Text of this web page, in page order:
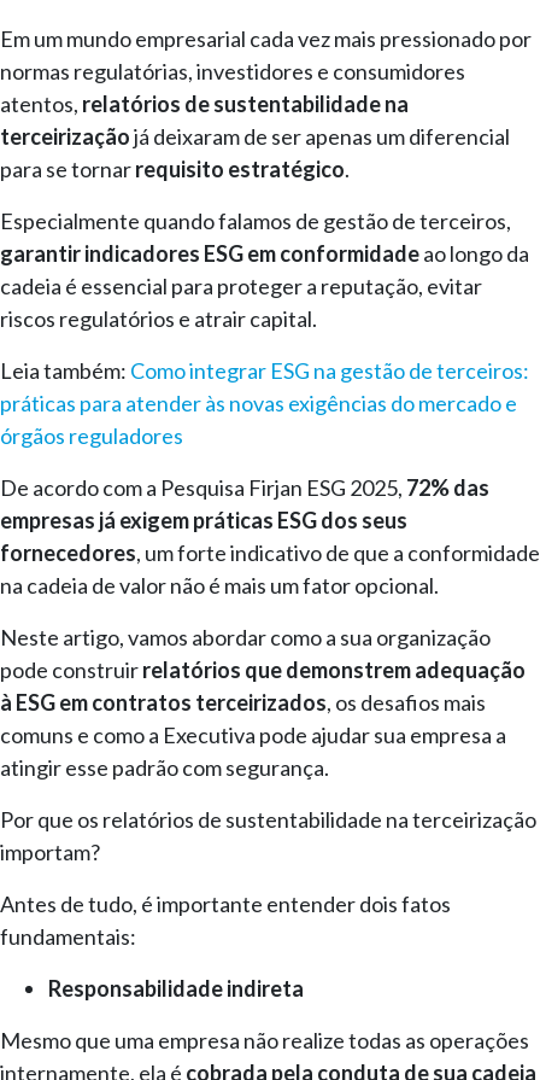
Em um mundo empresarial cada vez mais pressionado por
normas regulatórias, investidores e consumidores
atentos, relatórios de sustentabilidade na
terceirizaçãojá deixaram de ser apenas um diferencial
para se tornarrequisito estratégico.
Especialmente quando falamos de gestão de terceiros,
garantir indicadores ESG em conformidadeao longo da
cadeia é essencial para proteger a reputação, evitar
riscos regulatórios e atrair capital.
Leia também: Como integrar ESG na gestão de terceiros:
práticas para atender às novas exigências do mercado e
órgãos reguladores
De acordo com a Pesquisa Firjan ESG 2025, 72% das
empresas já exigem práticas ESG dos seus
fornecedores, um forte indicativo de que a conformidade
na cadeia de valor não é mais um fator opcional.
Neste artigo, vamos abordar como a sua organização
pode construirrelatórios que demonstrem adequação
à ESG em contratos terceirizados, os desafios mais
comuns e como a Executiva pode ajudar sua empresa a
atingir esse padrão com segurança.
Por que os relatórios de sustentabilidade na terceirização
importam?
Antes de tudo, é importante entender dois fatos
fundamentais:
Responsabilidade indireta
Mesmo que uma empresa não realize todas as operações
internamente, ela é cobrada pela conduta de sua cadeia